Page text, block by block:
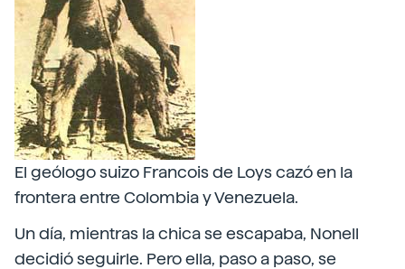
El geólogo suizo Francois de Loys cazó en la
frontera entre Colombia y Venezuela.
Un día, mientras la chica se escapaba, Nonell
decidió seguirle. Pero ella, paso a paso, se